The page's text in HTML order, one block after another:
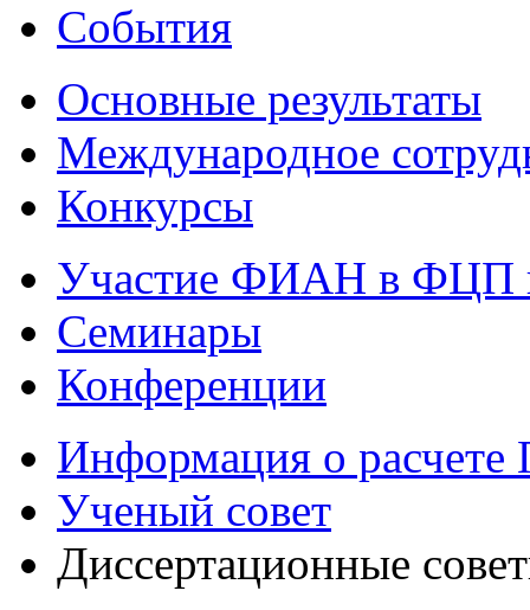
События
Основные результаты
Международное
Конкурсы
Участие ФИАН в ФЦП
Семинары
Конференции
Информация о
Ученый совет
Диссертационные